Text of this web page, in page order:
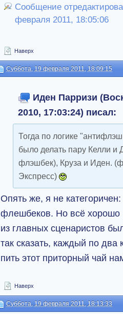
Сообщение
февраля 2011, 18:05:06
Наверх
Суббота, 19 февраля 2011, 18:09:15
Иден Парризи
2010, 17:03:24) писал:
Тогда по логике
было делать пару Келли
флэшбек), Круза и Иден.
Экспресс)
Опять же, я не
флешбеков. Но всё хорошо
из главных сценаристов
так сказать, каждый по два
пить этот приторный чай
Наверх
Суббота, 19 февраля 2011, 18:13:33